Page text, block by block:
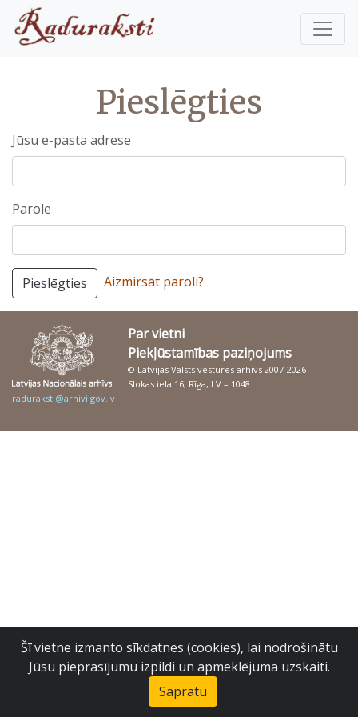
Pieslēgties
Jūsu e-pasta adrese
Parole
Pieslēgties Aizmirsāt paroli?
Par vietni
Piekļūstamības paziņojums
© Latvijas Valsts vēstures arhīvs 2007-2026
Slokas iela 16, Rīga, LV – 1048
raduraksti@arhivi.gov.lv
Šī vietne izmanto sīkdatnes (cookies), lai nodrošinātu
Jūsu pieprasījumu izpildi un apmeklējuma uzskaiti.
Sapratu